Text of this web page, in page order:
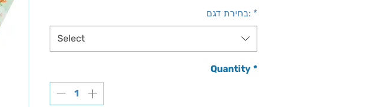
בחירת דגם: *
Select
Quantity *